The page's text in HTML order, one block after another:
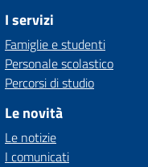
I servizi
Famiglie e studenti
Personale scolastico
Percorsi di studio
Le novità
Le notizie
I comunicati